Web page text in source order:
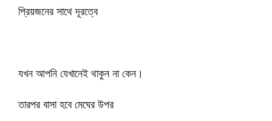
প্রিয়জনের সাথে দূরত্বে
যখন আপনি যেখানেই থাকুন না কেন।
তারপর বাসা হবে মেঘের উপর